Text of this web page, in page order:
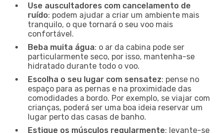
Use auscultadores com cancelamento de
ruído: podem ajudar a criar um ambiente mais
tranquilo, o que tornará o seu voo mais
confortável.
Beba muita água: o ar da cabina pode ser
particularmente seco, por isso, mantenha-se
hidratado durante todo o voo.
Escolha o seu lugar com sensatez: pense no
espaço para as pernas e na proximidade das
comodidades a bordo. Por exemplo, se viajar com
crianças, poderá ser uma boa ideia reservar um
lugar perto das casas de banho.
Estique os músculos regularmente: levante-se